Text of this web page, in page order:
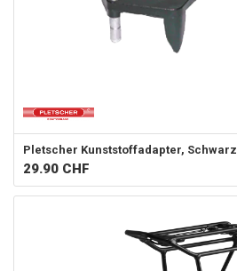
Pletscher Kunststoffadapter, Schwarz
29.90 CHF